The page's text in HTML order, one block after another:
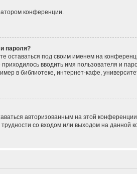
конференции.
пароля?
оставаться под своим именем на
вводить имя пользователя и
в библиотеке, интернет-кафе,
авторизованным на этой
со входом или выходом на данной